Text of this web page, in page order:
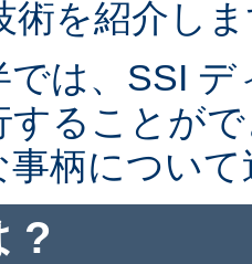
術を紹介し
では、SSI
することが
事柄につい
?